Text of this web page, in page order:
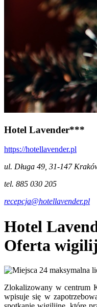
Hotel Lavender***
https://hotellavender.pl
ul. Długa 49, 31-147
tel. 885 030 205
recepcja@hotellavender.pl
Hotel
Oferta
24 maksymalna
Zlokalizowany w centrum
wpisuje się w